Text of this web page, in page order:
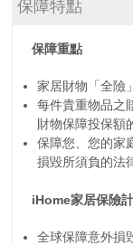
保障特點
保障重點
家居財物「全險
每件貴重物品之
財物保障投保額
保障您、您的家
損毀所須負的法
iHome家居保險
全球保障意外損